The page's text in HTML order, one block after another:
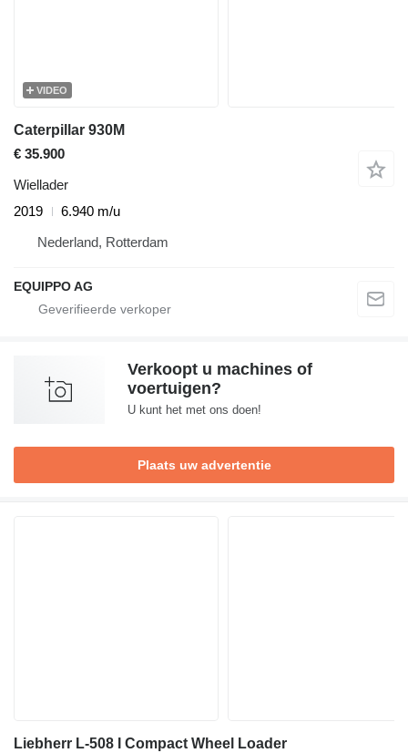
VIDEO
Caterpillar 930M
€ 35.900
Wiellader
2019
6.940 m/u
Nederland, Rotterdam
EQUIPPO AG
Verkoopt u machines of
voertuigen?
U kunt het met ons doen!
Plaats uw advertentie
Liebherr L-508 I Compact Wheel Loader